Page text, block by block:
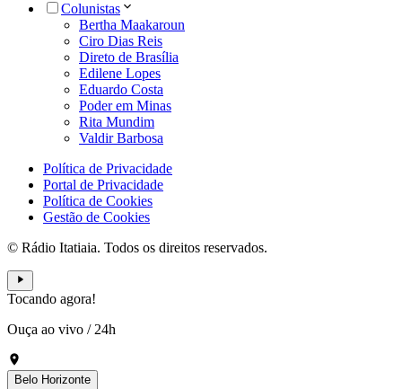
Colunistas
Bertha Maakaroun
Ciro Dias Reis
Direto de Brasília
Edilene Lopes
Eduardo Costa
Poder em Minas
Rita Mundim
Valdir Barbosa
Política de Privacidade
Portal de Privacidade
Política de Cookies
Gestão de Cookies
© Rádio Itatiaia. Todos os direitos reservados.
Tocando agora!
Ouça ao vivo / 24h
Belo Horizonte